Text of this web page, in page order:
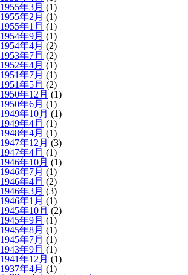
1955年3月 (1)
1955年2月 (1)
1955年1月 (1)
1954年9月 (1)
1954年4月 (2)
1953年7月 (2)
1952年4月 (1)
1951年7月 (1)
1951年5月 (2)
1950年12月 (1)
1950年6月 (1)
1949年10月 (1)
1949年4月 (1)
1948年4月 (1)
1947年12月 (3)
1947年4月 (1)
1946年10月 (1)
1946年7月 (1)
1946年4月 (2)
1946年3月 (3)
1946年1月 (1)
1945年10月 (2)
1945年9月 (1)
1945年8月 (1)
1945年7月 (1)
1943年9月 (1)
1941年12月 (1)
1937年4月 (1)